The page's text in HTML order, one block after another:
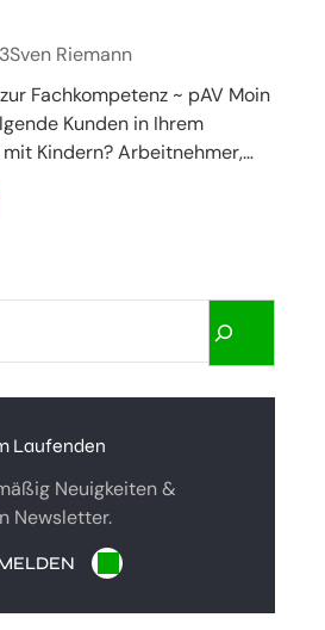
Sven Riemann
Fachkompetenz ~ pAV Moin
Kunden in Ihrem
Kindern? Arbeitnehmer,…
Laufenden
Neuigkeiten &
Newsletter.